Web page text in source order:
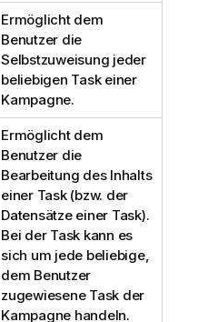
Ermöglicht dem
Benutzer die
Selbstzuweisung jeder
beliebigen Task einer
Kampagne.
Ermöglicht dem
Benutzer die
Bearbeitung des Inhalts
einer Task (bzw. der
Datensätze einer Task).
Bei der Task kann es
sich um jede beliebige,
dem Benutzer
zugewiesene Task der
Kampagne handeln.